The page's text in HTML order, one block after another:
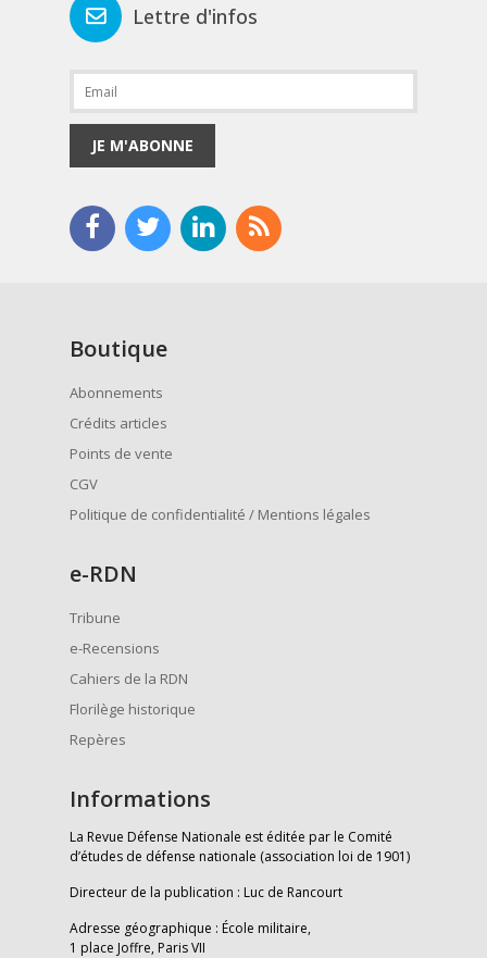
Lettre d'infos
JE M'ABONNE
Boutique
Abonnements
Crédits articles
Points de vente
CGV
Politique de confidentialité / Mentions légales
e-RDN
Tribune
e-Recensions
Cahiers de la RDN
Florilège historique
Repères
Informations
La Revue Défense Nationale est éditée par le Comité
d’études de défense nationale (association loi de 1901)
Directeur de la publication : Luc de Rancourt
Adresse géographique : École militaire,
1 place Joffre, Paris VII